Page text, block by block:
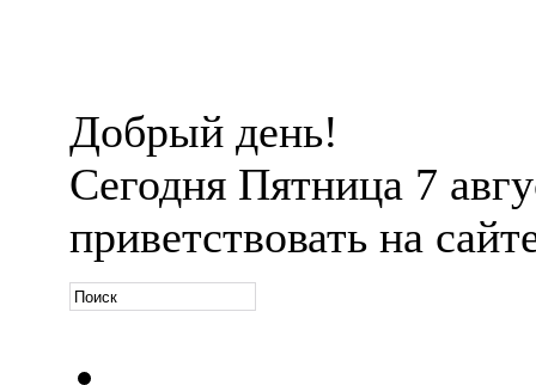
Добрый день!
Сегодня Пятница 7
приветствовать на